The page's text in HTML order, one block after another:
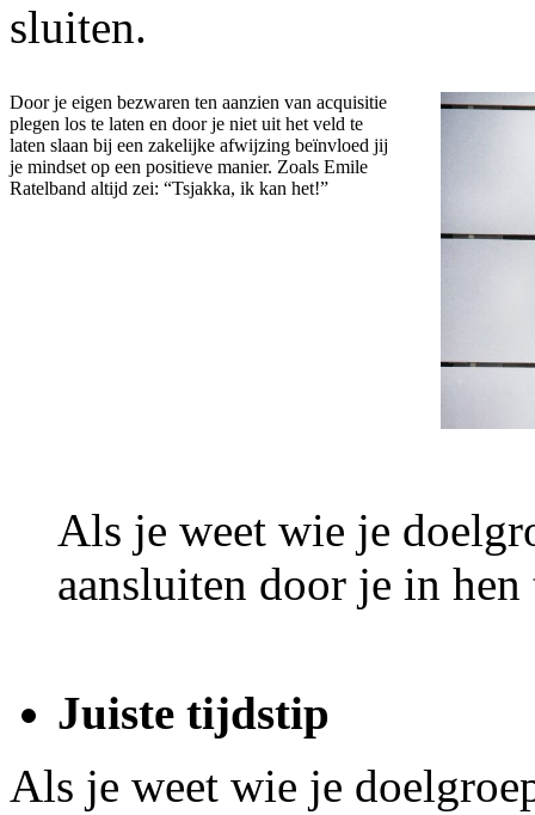
sluiten.
Door je eigen bezwaren ten aanzien van acquisitie
plegen los te laten en door je niet uit het veld te
laten slaan bij een zakelijke afwijzing beïnvloed jij
je mindset op een positieve manier. Zoals Emile
Ratelband altijd zei: “Tsjakka, ik kan het!”
Als je weet wie je
aansluiten door je in hen
Juiste tijdstip
Als je weet wie je